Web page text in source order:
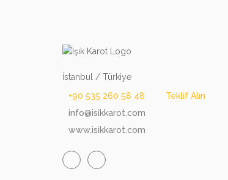
İstanbul / Türkiye
+90 535 260 58 48
Teklif Alın
info@isikkarot.com
www.isikkarot.com